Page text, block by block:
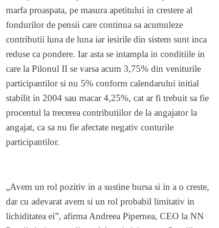
marfa proaspata, pe masura apetitului in crestere al
fondurilor de pensii care continua sa acumuleze
contributii luna de luna iar iesirile din sistem sunt inca
reduse ca pondere. Iar asta se intampla in conditiile in
care la Pilonul II se varsa acum 3,75% din veniturile
participantilor si nu 5% conform calendarului initial
stabilit in 2004 sau macar 4,25%, cat ar fi trebuit sa fie
procentul la trecerea contributiilor de la angajator la
angajat, ca sa nu fie afectate negativ conturile
participantilor.
„Avem un rol pozitiv in a sustine bursa si in a o creste,
dar cu adevarat avem si un rol probabil limitativ in
lichiditatea ei”, afirma Andreea Pipernea, CEO la NN